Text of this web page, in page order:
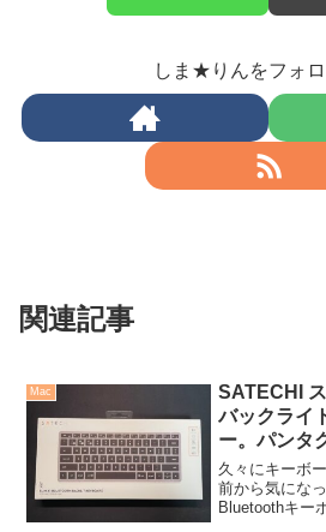
しま★りんをフォ
関連記事
Mac
SATECHI
バックライ
ー。パンタ
は”これで
らしいキー
久々にキーボ
前から気にな
Bluetoothキー